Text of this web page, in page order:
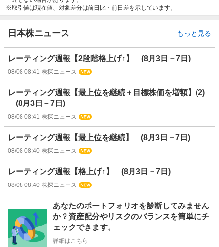
取引値は現在値、対象差分は前日比・前日差を示しています。
日本株ニュース もっと見る
レーティング週報【2段階格上げ↑】 (8月3日－7日)
08/08 08:41 株探ニュース
レーティング週報【最上位を継続＋目標株価を増額】(2)
(8月3日－7日)
08/08 08:41 株探ニュース
レーティング週報【最上位を継続】 (8月3日－7日)
08/08 08:40 株探ニュース
レーティング週報【格上げ↑】 (8月3日－7日)
08/08 08:40 株探ニュース
あなたのポートフォリオを診断してみません
か？資産配分やリスクのバランスを簡単にチ
ェックできます。
詳細はこちら